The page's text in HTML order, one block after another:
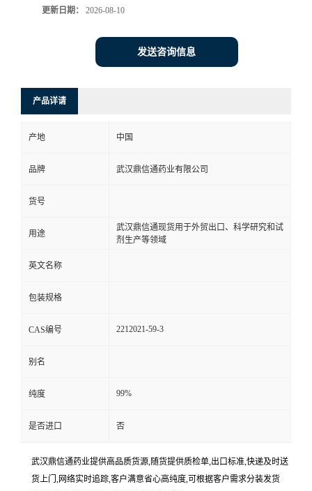
更新日期： 2026-08-10
发送咨询信息
产品详请
产地 中国
品牌 武汉鼎信通药业有限公司
货号
用途
武汉鼎信通现货用于外贸出口、科学研究和试
剂生产等领域
英文名称
包装规格
CAS编号 2212021-59-3
别名
纯度 99%
是否进口 否
武汉鼎信通药业提供高品质货源,随货提供质检单,出口标准,快递及时送
货上门,网络实时追踪,客户满意省心高纯度,可根据客户需求分装发货